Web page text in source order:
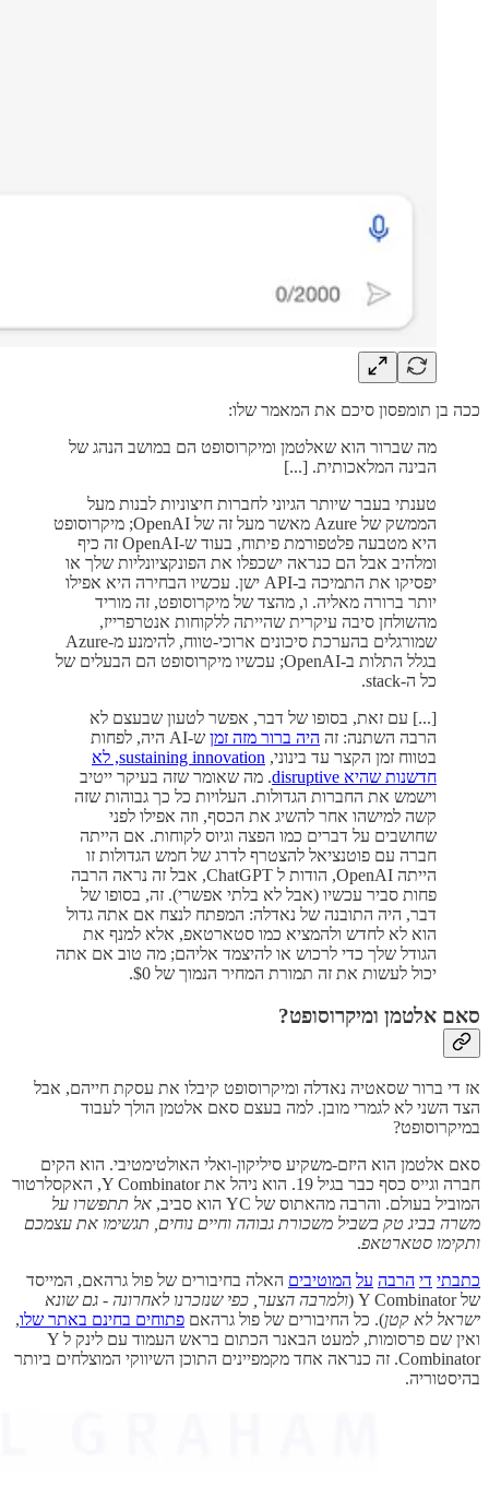
ככה בן תומפסון סיכם את המאמר שלו:
מה שברור הוא שאלטמן ומיקרוסופט הם במושב הנהג של
הבינה המלאכותית. [...]
טענתי בעבר שיותר הגיוני לחברות חיצוניות לבנות מעל
הממשק של Azure מאשר מעל זה של OpenAI; מיקרוסופט
היא מטבעה פלטפורמת פיתוח, בעוד ש-OpenAI זה כיף
ומלהיב אבל הם כנראה ישכפלו את הפונקציונליות שלך או
יפסיקו את התמיכה ב-API ישן. עכשיו הבחירה היא אפילו
יותר ברורה מאליה. ו, מהצד של מיקרוסופט, זה מוריד
מהשולחן סיבה עיקרית שהייתה ללקוחות אנטרפרייז,
שמורגלים בהערכת סיכונים ארוכי-טווח, להימנע מ-Azure
בגלל התלות ב-OpenAI; עכשיו מיקרוסופט הם הבעלים של
כל ה-stack.
[...] עם זאת, בסופו של דבר, אפשר לטעון שבעצם לא
הרבה השתנה: זה היה ברור מזה זמן
ש-AI היה, לפחות
בטווח זמן הקצר עד בינוני,
sustaining innovation, לא
חדשנות שהיא disruptive
. מה שאומר שזה בעיקר ייטיב
וישמש את החברות הגדולות. העלויות כל כך גבוהות שזה
קשה למישהו אחר להשיג את הכסף, וזה אפילו לפני
שחושבים על דברים כמו הפצה וגיוס לקוחות. אם הייתה
חברה עם פוטנציאל להצטרף לדרג של חמש הגדולות זו
הייתה OpenAI, הודות ל ChatGPT, אבל זה נראה הרבה
פחות סביר עכשיו (אבל לא בלתי אפשרי). זה, בסופו של
דבר, היה התובנה של נאדלה: המפתח לנצח אם אתה גדול
הוא לא לחדש ולהמציא כמו סטארטאפ, אלא למנף את
הגודל שלך כדי לרכוש או להיצמד אליהם; מה טוב אם אתה
יכול לעשות את זה תמורת המחיר הנמוך של $0.
סאם אלטמן ומיקרוסופט?
אז די ברור שסאטיה נאדלה ומיקרוסופט קיבלו את עסקת חייהם, אבל
הצד השני לא לגמרי מובן. למה בעצם סאם אלטמן הולך לעבוד
במיקרוסופט?
סאם אלטמן הוא היזם-משקיע סיליקון-ואלי האולטימטיבי. הוא הקים
חברה וגייס כסף כבר בגיל 19. הוא ניהל את Y Combinator, האקסלרטור
המוביל בעולם. והרבה מהאתוס של YC הוא סביב,
אל תתפשרו על
משרה בביג טק בשביל משכורת גבוהה וחיים נוחים, תגשימו את עצמכם
ותקימו סטארטאפ.
כתבתי די הרבה על המוטיבים האלה בחיבורים של פול גרהאם, המייסד
של Y Combinator (
ולמרבה הצער, כפי שנזכרנו לאחרונה - גם שונא
ישראל לא קטן). כל החיבורים של פול גרהאם פתוחים בחינם באתר שלו,
ואין שם פרסומות, למעט הבאנר הכתום בראש העמוד עם לינק ל Y
Combinator. זה כנראה אחד מקמפיינים התוכן השיווקי המוצלחים ביותר
בהיסטוריה.